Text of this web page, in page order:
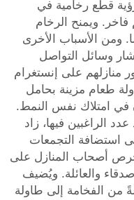
قطع رخامية في
ويمنح الرخام
ومن الأسباب الأخرى
وسائل التواصل
منازلهم على إنستغرام
طعام مزينة بحامل
في امتلاك نفس النمط.
الراغبين فيها، زاد
استضافة التجمعات
أصحاب المنازل على
والعائلة. ويُضيف
من الفخامة إلى طاولة